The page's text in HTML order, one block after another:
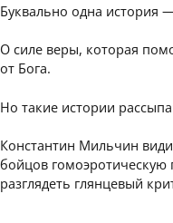
Буквально одна история
О силе веры, которая
от Бога.
Но такие истории
Константин Мильчин
бойцов гомоэротическую
разглядеть глянцевый